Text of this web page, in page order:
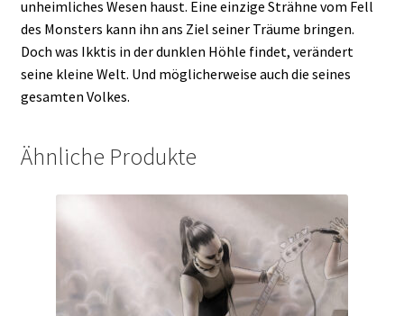
unheimliches Wesen haust. Eine einzige Strähne vom Fell
des Monsters kann ihn ans Ziel seiner Träume bringen.
Doch was Ikktis in der dunklen Höhle findet, verändert
seine kleine Welt. Und möglicherweise auch die seines
gesamten Volkes.
Ähnliche Produkte